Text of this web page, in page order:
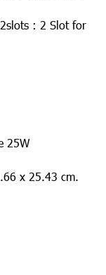
: 2 Slot for
25W
x 25.43 cm.